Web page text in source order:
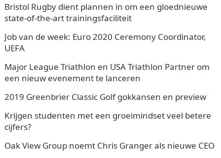
Bristol Rugby dient plannen in om een ​​gloednieuwe
state-of-the-art trainingsfaciliteit
Job van de week: Euro 2020 Ceremony Coordinator,
UEFA
Major League Triathlon en USA Triathlon Partner om
een nieuw evenement te lanceren
2019 Greenbrier Classic Golf gokkansen en preview
Krijgen studenten met een groeimindset veel betere
cijfers?
Oak View Group noemt Chris Granger als nieuwe CEO